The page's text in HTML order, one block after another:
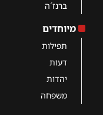
ברנז´ה
מיוחדים
תפילות
דעות
יהדות
משפחה